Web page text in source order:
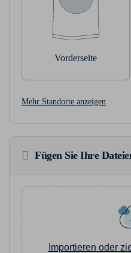
Vorderseite
Mehr Standorte anzeigen
Fügen Sie Ihre
Importieren oder